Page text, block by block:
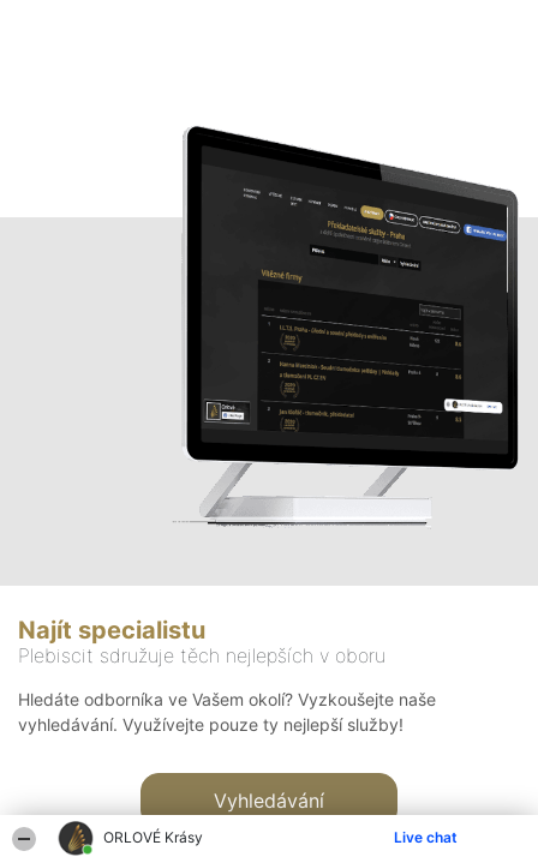
ORLOVÉ Krásy Live chat
Najít specialistu
Plebiscit sdružuje těch nejlepších v oboru
Hledáte odborníka ve Vašem okolí? Vyzkoušejte naše
vyhledávání. Využívejte pouze ty nejlepší služby!
Vyhledávání